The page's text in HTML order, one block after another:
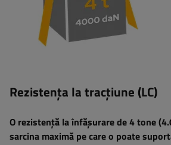
Rezistența la tracțiune (LC)
O rezistență la înfășurare de 4 tone
sarcina maximă pe care o poate